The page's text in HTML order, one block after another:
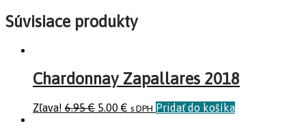
Súvisiace produkty
Chardonnay Zapallares 2018
Zľava! 6.95€ 5.00 € s DPH Pridať do košíka